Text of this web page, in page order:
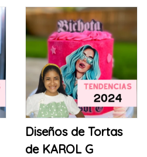
Diseños de Tortas
de KAROL G